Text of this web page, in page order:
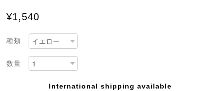
¥1,540
種類
数量
International shipping available